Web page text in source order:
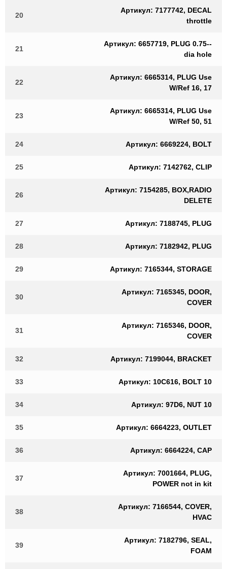
20
Артикул: 7177742, DECAL
throttle
21
Артикул: 6657719, PLUG 0.75--
dia hole
22
Артикул: 6665314, PLUG Use
W/Ref 16, 17
23
Артикул: 6665314, PLUG Use
W/Ref 50, 51
24 Артикул: 6669224, BOLT
25 Артикул: 7142762, CLIP
26
Артикул: 7154285, BOX,RADIO
DELETE
27 Артикул: 7188745, PLUG
28 Артикул: 7182942, PLUG
29 Артикул: 7165344, STORAGE
30
Артикул: 7165345, DOOR,
COVER
31
Артикул: 7165346, DOOR,
COVER
32 Артикул: 7199044, BRACKET
33 Артикул: 10C616, BOLT 10
34 Артикул: 97D6, NUT 10
35 Артикул: 6664223, OUTLET
36 Артикул: 6664224, CAP
37
Артикул: 7001664, PLUG,
POWER not in kit
38
Артикул: 7166544, COVER,
HVAC
39
Артикул: 7182796, SEAL,
FOAM